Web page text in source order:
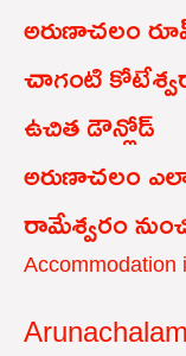
అరుణాచలం
చాగంటి
ఉచిత డౌన్లోడ్
అరుణాచలం
రామేశ్వరం
Accommodation